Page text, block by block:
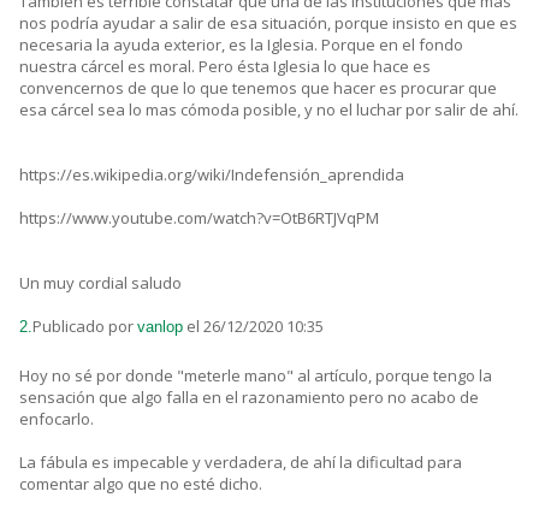
nos podría ayudar a salir de esa situación, porque insisto en que es
necesaria la ayuda exterior, es la Iglesia. Porque en el fondo
nuestra cárcel es moral. Pero ésta Iglesia lo que hace es
convencernos de que lo que tenemos que hacer es procurar que
esa cárcel sea lo mas cómoda posible, y no el luchar por salir de ahí.
https://es.wikipedia.org/wiki/Indefensión_aprendida
https://www.youtube.com/watch?v=OtB6RTJVqPM
Un muy cordial saludo
2.Publicado por vanlop el 26/12/2020 10:35
Hoy no sé por donde "meterle mano" al artículo, porque tengo la
sensación que algo falla en el razonamiento pero no acabo de
enfocarlo.
La fábula es impecable y verdadera, de ahí la dificultad para
comentar algo que no esté dicho.